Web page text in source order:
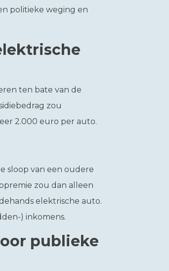
politieke weging en
ten bate van de
zou
2.000 euro per auto.
sloop van een oudere
zou dan alleen
elektrische auto.
) inkomens.
publieke